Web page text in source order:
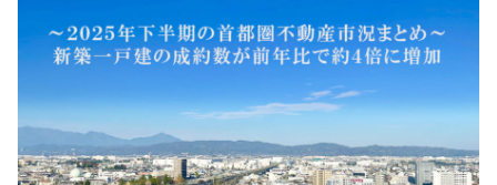
に
つ
情
報
を